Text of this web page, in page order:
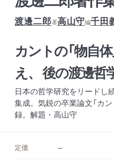
渡邊二郎著高山守編千田
カントの「物自
え、 後の渡邊哲
日本の哲学研究をリードし
集成。気鋭の卒業論文「カ
録。解題・高山守
定価 --